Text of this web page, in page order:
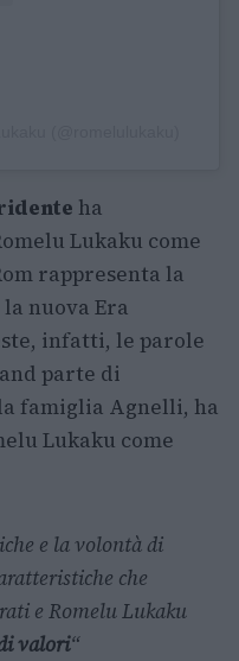
ha
Lukaku come
rappresenta la
la nuova Era
infatti, le parole
parte di
famiglia Agnelli, ha
Lukaku come
e la volontà di
che
e Romelu Lukaku
valori“